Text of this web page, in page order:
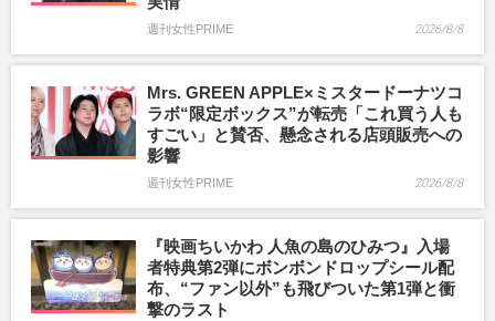
週刊女性PRIME 2026/8/8
Mrs. GREEN APPLE×ミスタードーナツコ
ラボ“限定ボックス”が転売「これ買う人も
すごい」と賛否、懸念される店頭販売への
影響
週刊女性PRIME 2026/8/8
『映画ちいかわ 人魚の島のひみつ』入場
者特典第2弾にボンボンドロップシール配
布、“ファン以外”も飛びついた第1弾と衝
撃のラスト